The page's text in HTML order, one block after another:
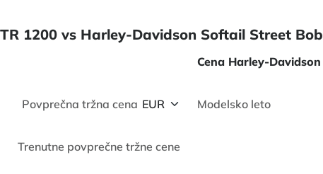
1200 vs Harley-Davidson Softail Street
Povprečna tržna cena
Trenutne povprečne tržne cene
Cena Harley-
Modelsko leto